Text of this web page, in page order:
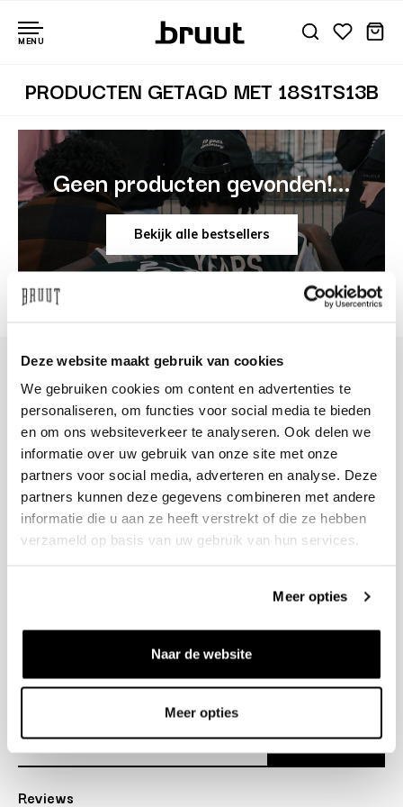
Deze website maakt gebruik van cookies
We gebruiken cookies om content en advertenties te
personaliseren, om functies voor social media te bieden
en om ons websiteverkeer te analyseren. Ook delen we
informatie over uw gebruik van onze site met onze
partners voor social media, adverteren en analyse. Deze
partners kunnen deze gegevens combineren met andere
informatie die u aan ze heeft verstrekt of die ze hebben
verzameld op basis van uw gebruik van hun services.
Meer opties
Naar de website
Meer opties
MENU
PRODUCTEN GETAGD MET 18S1TS13B
Geen producten gevonden!...
Bekijk alle bestsellers
+31 23 205 2006
info@bruut.nl
Contact Formulier
Open 11:00 - 21:00
OPENINGSTIJDEN
Over ons
Reviews